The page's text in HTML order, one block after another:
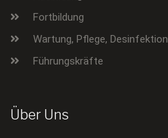
Fortbildung
Wartung, Pflege, Desinfektion
Führungskräfte
Über Uns